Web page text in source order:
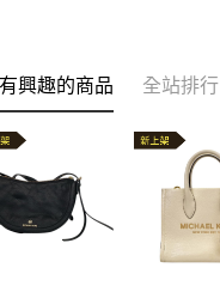
興趣的商品 全站排行